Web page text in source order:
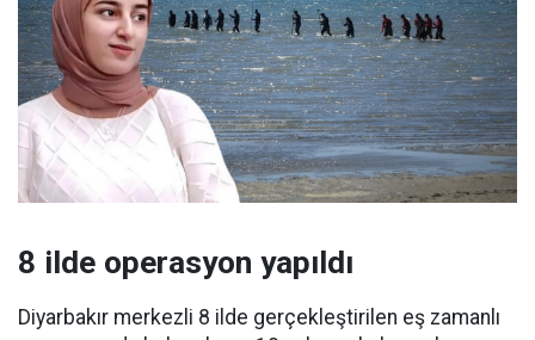
8 ilde operasyon yapıldı
Diyarbakır merkezli 8 ilde gerçekleştirilen eş zamanlı